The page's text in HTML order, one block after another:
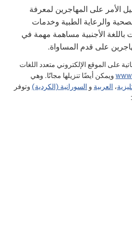
الأمر على المهاجرين لمعرفة
والرعاية الطبية وخدمات
باللغة الأجنبية مساهمة مهمة في
على قدم المساواة.
على الموقع الإلكتروني متعدد اللغات
ويمكن أيضًا تنزيلها مجانًا. وهي
، العربية و السورانية (الكردية) وتوفر